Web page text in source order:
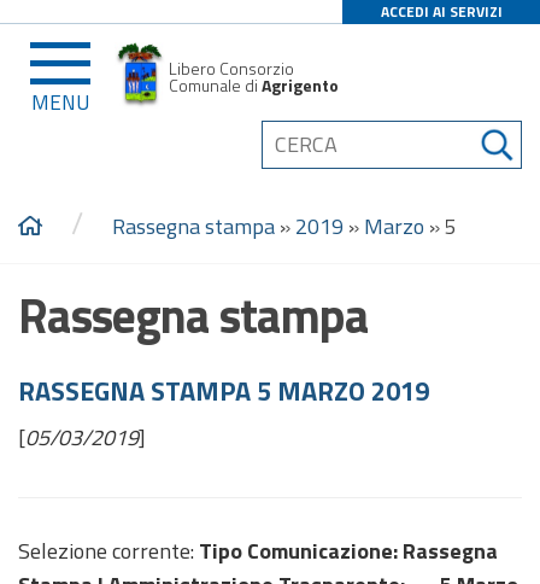
ACCEDI AI SERVIZI
MENU
Libero Consorzio
Comunale diAgrigento
/ Rassegna stampa»2019 »Marzo »5
Rassegna stampa
RASSEGNA STAMPA 5 MARZO 2019
[05/03/2019]
Selezione corrente: Tipo Comunicazione: Rassegna